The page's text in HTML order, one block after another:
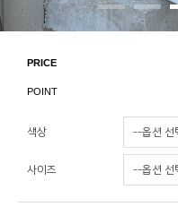
PRICE
POINT
색상
사이즈